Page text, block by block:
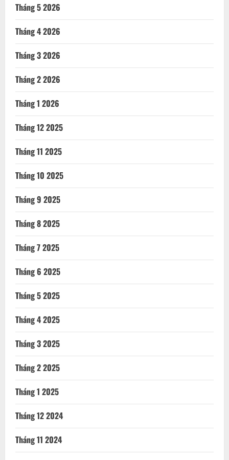
Tháng 5 2026
Tháng 4 2026
Tháng 3 2026
Tháng 2 2026
Tháng 1 2026
Tháng 12 2025
Tháng 11 2025
Tháng 10 2025
Tháng 9 2025
Tháng 8 2025
Tháng 7 2025
Tháng 6 2025
Tháng 5 2025
Tháng 4 2025
Tháng 3 2025
Tháng 2 2025
Tháng 1 2025
Tháng 12 2024
Tháng 11 2024